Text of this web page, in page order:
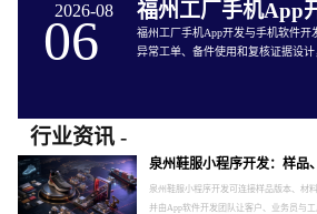
2026-08
06
福州工厂手机App开发与手机软件开
异常工单、备件使用和复核证据设计
行业资讯 -
泉州鞋服小程序开发：样品
泉州鞋服小程序开发可连接样品版本、材
并由App软件开发团队让客户、业务员与工